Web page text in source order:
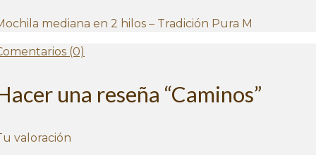
mediana en 2 hilos – Tradición Pura M
(0)
una reseña “Caminos”
valoración